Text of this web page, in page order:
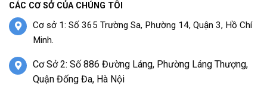
CÁC CƠ SỞ CỦA CHÚNG TÔI
Cơ sở 1: Số 365 Trường Sa, Phường 14, Quận 3, Hồ Chí
Minh.
Cơ Sở 2: Số 886 Đường Láng, Phường Láng Thượng,
Quận Đống Đa, Hà Nội